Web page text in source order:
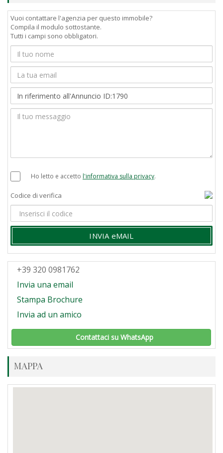
Vuoi contattare l'agenzia per questo immobile?
Compila il modulo sottostante.
Tutti i campi sono obbligatori.
Ho letto e accetto l'informativa sulla privacy.
Codice di verifica
INVIA eMAIL
+39 320 0981762
Invia una email
Stampa Brochure
Invia ad un amico
Contattaci su WhatsApp
MAPPA